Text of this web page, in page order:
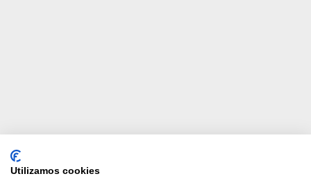
Utilizamos cookies